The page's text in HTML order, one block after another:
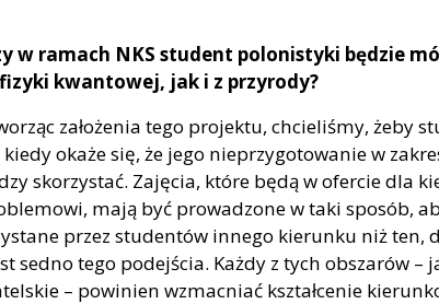
w ramach NKS student polonistyki będzie
kwantowej, jak i z przyrody?
założenia tego projektu, chcieliśmy, żeby
okaże się, że jego nieprzygotowanie w
skorzystać. Zajęcia, które będą w ofercie dla
mają być prowadzone w taki sposób,
przez studentów innego kierunku niż ten,
sedno tego podejścia. Każdy z tych obszarów –
– powinien wzmacniać kształcenie